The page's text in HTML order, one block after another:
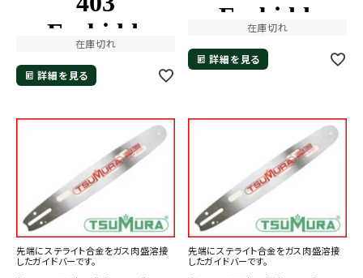
在庫切れ
詳細を見る
在庫切れ
詳細を見る
先端にステライト合金をガス肉盛溶接
したガイドバーです。
先端にステライト合金をガス肉盛溶接
したガイドバーです。